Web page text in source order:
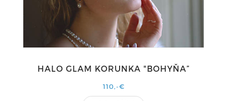
HALO GLAM KORUNKA "BOHYŇA”
110,-€